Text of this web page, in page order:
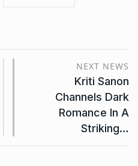
NEXT NEWS
Kriti Sanon
Channels Dark
Romance In A
Striking…